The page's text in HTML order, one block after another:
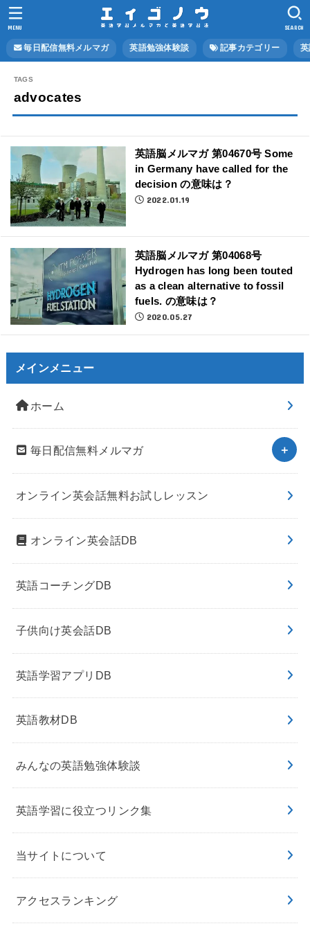
毎日配信無料メルマガ 英語勉強体験談 記事カテゴリー
SEARCH
MENU
advocates
英語脳メルマガ 第04670号 Some
in Germany have called for the
decision の意味は？
2022.01.19
英語脳メルマガ 第04068号
Hydrogen has long been touted
as a clean alternative to fossil
fuels. の意味は？
2020.05.27
メインメニュー
ホーム
毎日配信無料メルマガ
オンライン英会話無料お試しレッスン
オンライン英会話DB
英語コーチングDB
子供向け英会話DB
英語学習アプリDB
英語教材DB
みんなの英語勉強体験談
英語学習に役立つリンク集
当サイトについて
アクセスランキング